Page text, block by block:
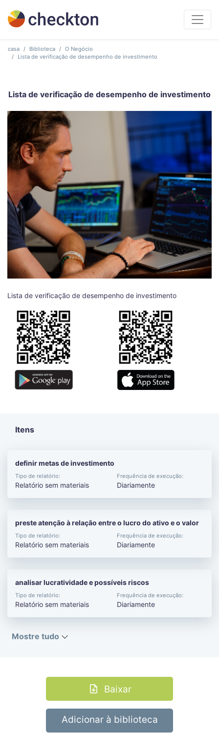
casa Biblioteca
O Negócio
Lista de verificação de desempenho de investimento
Lista de verificação de desempenho de investimento
Lista de verificação de desempenho de investimento
Itens
definir metas de investimento
Tipo de relatório:
Relatório sem materiais
Frequência de execução:
Diariamente
preste atenção à relação entre o lucro do ativo e o valor
Tipo de relatório:
Relatório sem materiais
Frequência de execução:
Diariamente
analisar lucratividade e possíveis riscos
Tipo de relatório:
Relatório sem materiais
Frequência de execução:
Diariamente
Mostre tudo
Baixar
Adicionar à biblioteca